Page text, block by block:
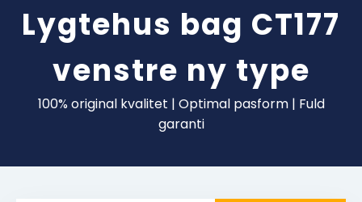
Lygtehus bag CT177
venstre ny type
100% original kvalitet | Optimal pasform | Fuld
garanti